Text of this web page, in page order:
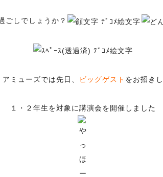
ごしでしょうか？
アミューズでは先日、 ビッグゲスト をお招きし
１・２年生を対象に講演会を開催しました